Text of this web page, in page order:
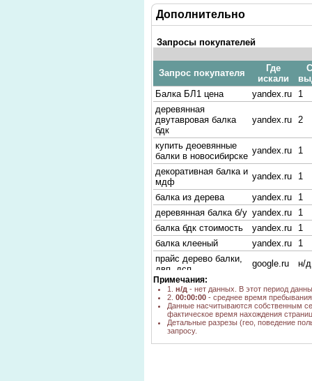
Дополнительно
Запросы покупателей
Запрос покупателя
Где
искали
Балка БЛ1 цена
yandex.ru
1
деревянная
двутавровая балка
бдк
yandex.ru 2
купить деоевянные
балки в новосибирске
yandex.ru
1
декоративная балка и
мдф
yandex.ru
1
балка из дерева
yandex.ru
1
деревянная балка б/у yandex.ru
1
балка бдк стоимость
yandex.ru
1
балка клееный
yandex.ru
1
прайс дерево балки,
двп, дсп
google.ru
н/д
деревянная балка
балки декоративные
новосибирск
google.ru
н/д
декоративная балка
yandex.ru 1
балка опалубка в
yandex.ru 2
Примечания:
1. н/д - нет данных. В этот период
2. 00:00:00 - среднее время
Данные насчитываются собственным
фактическое время нахождения
Детальные разрезы (гео, поведение
запросу.